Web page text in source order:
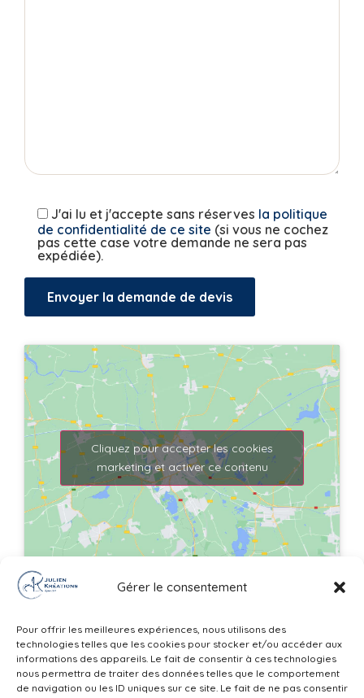
Gérer le consentement
Pour offrir les meilleures expériences, nous utilisons des
technologies telles que les cookies pour stocker et/ou accéder aux
informations des appareils. Le fait de consentir à ces technologies
nous permettra de traiter des données telles que le comportement
de navigation ou les ID uniques sur ce site. Le fait de ne pas consentir
J'ai lu et j'accepte sans réserves la politique
de confidentialité de ce site (si vous ne cochez
pas cette case votre demande ne sera pas
expédiée).
Cliquez pour accepter les cookies
marketing et activer ce contenu
Itinéraire
Contactez-nous
451 cours de la Libération –
33400 Talence
Horaires
Du lundi au samedi : 8h00 –
12h30 / 14h – 19h